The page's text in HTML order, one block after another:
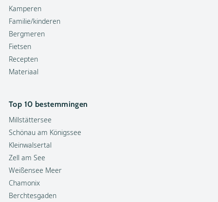
Kamperen
Familie/kinderen
Bergmeren
Fietsen
Recepten
Materiaal
Top 10 bestemmingen
Millstättersee
Schönau am Königssee
Kleinwalsertal
Zell am See
Weißensee Meer
Chamonix
Berchtesgaden